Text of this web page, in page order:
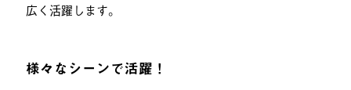
広く活躍します。
様々なシーンで活躍！